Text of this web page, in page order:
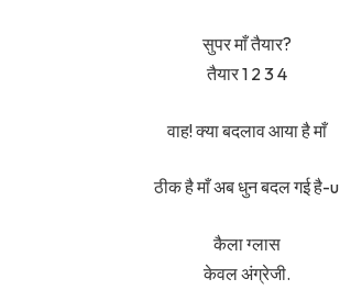
सुपर माँ तैयार?
तैयार 1 2 3 4
वाह! क्या बदलाव आया है माँ
ठीक है माँ अब धुन बदल गई है-u
कैला ग्लास
केवल अंग्रेजी.